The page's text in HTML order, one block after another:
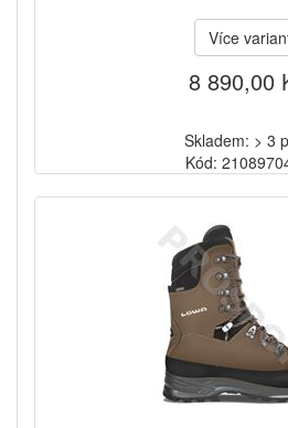
Více
8 890,00
Skladem: > 3
Kód: